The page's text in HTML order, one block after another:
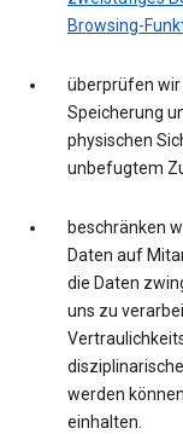
Browsing-
überprüfen wir
Speicherung
physischen
unbefugtem
beschränken
Daten auf
die Daten
uns zu
werden
einhalten.